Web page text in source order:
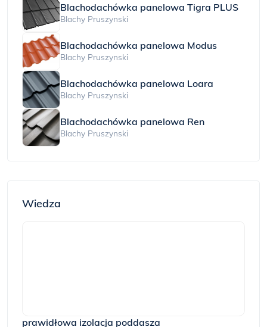
Blachodachówka panelowa Tigra PLUS
Blachy Pruszynski
Blachodachówka panelowa Modus
Blachy Pruszynski
Blachodachówka panelowa Loara
Blachy Pruszynski
Blachodachówka panelowa Ren
Blachy Pruszynski
Wiedza
prawidłowa izolacja poddasza